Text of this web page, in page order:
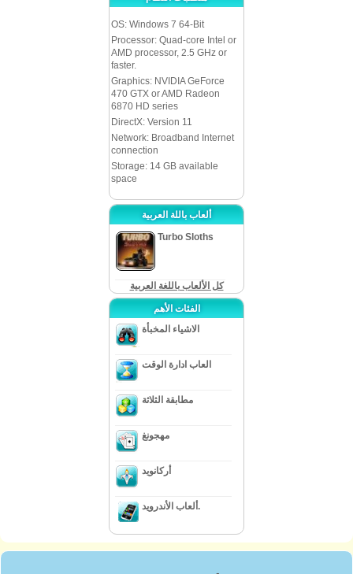
OS: Windows 7 64-Bit
Processor: Quad-core Intel or
AMD processor, 2.5 GHz or
faster.
Graphics: NVIDIA GeForce
470 GTX or AMD Radeon
6870 HD series
DirectX: Version 11
Network: Broadband Internet
connection
Storage: 14 GB available
space
ألعاب باللة العربية
Turbo Sloths
كل الألعاب باللغة العربية
الفئات الأهم
الاشياء المخبأة
العاب ادارة الوقت
مطابقة الثلاثة
مهجونغ
أركانويد
ألعاب الأندرويد.